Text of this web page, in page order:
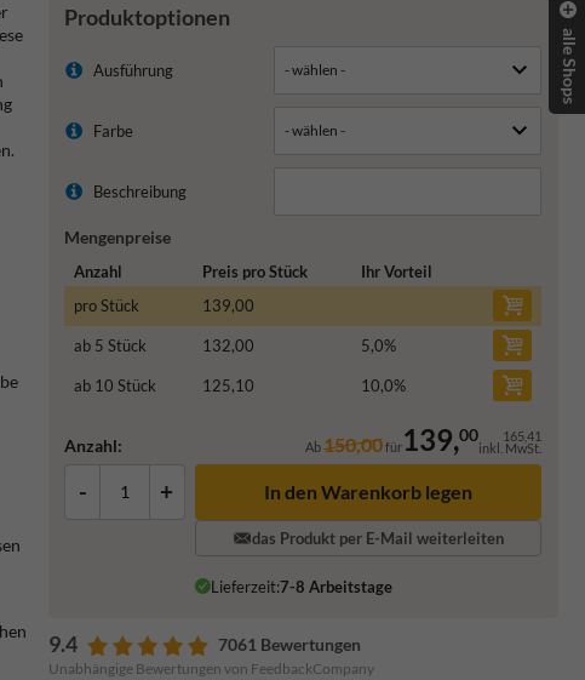
Produktoptionen
Ausführung
Farbe
Beschreibung
Mengenpreise
Anzahl Preis pro Stück
Ihr Vorteil
pro Stück
139,00
ab 5 Stück 132,00 5,0%
ab 10 Stück 125,10 10,0%
Anzahl: Ab150,00für139,00 165,41
inkl. MwSt.
- + In den Warenkorb legen
das Produkt per E-Mail weiterleiten
Lieferzeit:7-8 Arbeitstage
9.4 7061 Bewertungen
Unabhängige Bewertungen von FeedbackCompany
alle Shops